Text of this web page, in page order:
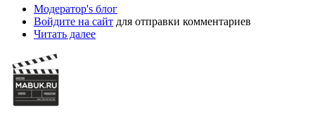
Модератор's блог
Войдите на сайт для отправки комментариев
Читать далее